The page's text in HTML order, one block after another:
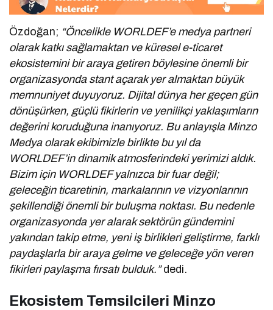
Özdoğan; “Öncelikle WORLDEF’e medya partneri
olarak katkı sağlamaktan ve küresel e-ticaret
ekosistemini bir araya getiren böylesine önemli bir
organizasyonda stant açarak yer almaktan büyük
memnuniyet duyuyoruz. Dijital dünya her geçen gün
dönüşürken, güçlü fikirlerin ve yenilikçi yaklaşımların
değerini koruduğuna inanıyoruz. Bu anlayışla Minzo
Medya olarak ekibimizle birlikte bu yıl da
WORLDEF’in dinamik atmosferindeki yerimizi aldık.
Bizim için WORLDEF yalnızca bir fuar değil;
geleceğin ticaretinin, markalarının ve vizyonlarının
şekillendiği önemli bir buluşma noktası. Bu nedenle
organizasyonda yer alarak sektörün gündemini
yakından takip etme, yeni iş birlikleri geliştirme, farklı
paydaşlarla bir araya gelme ve geleceğe yön veren
fikirleri paylaşma fırsatı bulduk.”dedi.
Ekosistem Temsilcileri Minzo